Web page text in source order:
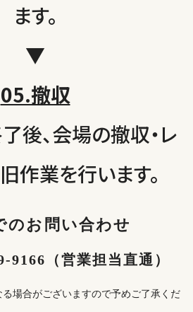
ます。
▼
05.撤収
後、会場の撤収・レ
作業を行います。
のお問い合わせ
91 66（営業担当直通）
る場合がございますので予めご了承くだ